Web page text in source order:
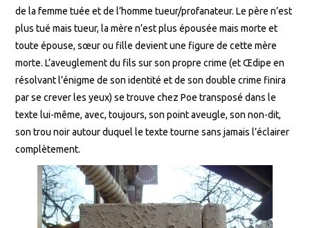
de la femme tuée et de l’homme tueur/profanateur. Le père n’est
plus tué mais tueur, la mère n’est plus épousée mais morte et
toute épouse, sœur ou fille devient une figure de cette mère
morte. L’aveuglement du fils sur son propre crime (et Œdipe en
résolvant l’énigme de son identité et de son double crime finira
par se crever les yeux) se trouve chez Poe transposé dans le
texte lui-même, avec, toujours, son point aveugle, son non-dit,
son trou noir autour duquel le texte tourne sans jamais l’éclairer
complètement.